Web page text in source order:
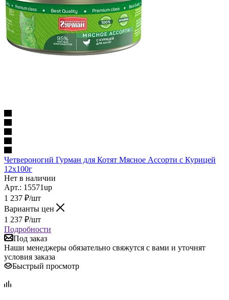
Четвероногий Гурман для Котят Мясное Ассорти с Курицей
12х100г
Нет в наличии
Арт.: 15571up
1 237 ₽/шт
Варианты цен
1 237 ₽/шт
Подробности
Под заказ
Наши менеджеры обязательно свяжутся с вами и уточнят
условия заказа
Быстрый просмотр